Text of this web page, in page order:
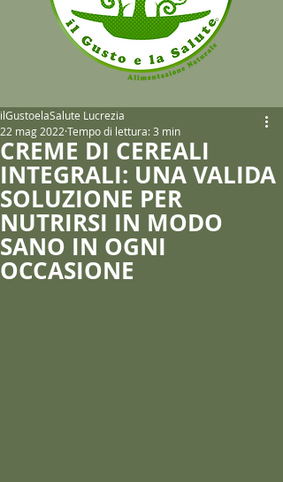
CREME DI CEREALI
INTEGRALI: UNA VALIDA
SOLUZIONE PER
NUTRIRSI IN MODO
SANO IN OGNI
OCCASIONE
ilGustoelaSalute Lucrezia
22 mag 2022 Tempo di lettura: 3 min